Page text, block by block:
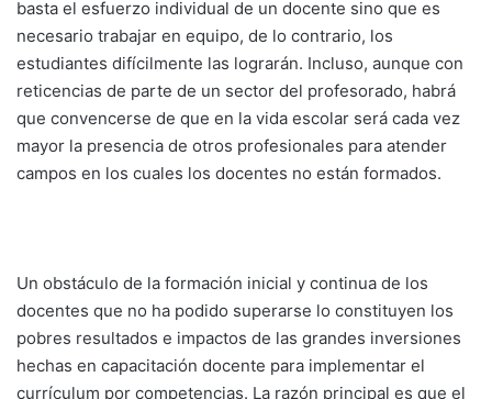
basta el esfuerzo individual de un docente sino que es
necesario trabajar en equipo, de lo contrario, los
estudiantes difícilmente las lograrán. Incluso, aunque con
reticencias de parte de un sector del profesorado, habrá
que convencerse de que en la vida escolar será cada vez
mayor la presencia de otros profesionales para atender
campos en los cuales los docentes no están formados.
Un obstáculo de la formación inicial y continua de los
docentes que no ha podido superarse lo constituyen los
pobres resultados e impactos de las grandes inversiones
hechas en capacitación docente para implementar el
currículum por competencias. La razón principal es que el